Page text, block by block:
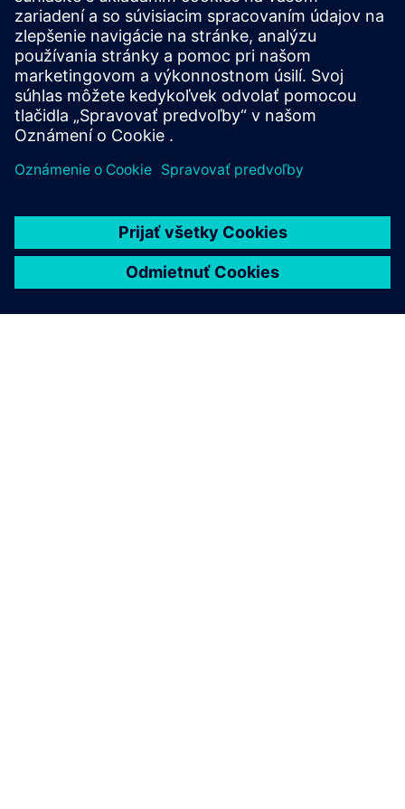
Dellner ConneXion and Monitoring (DXM) service
continuously measures key operational parameters to
improve safety and reliability using sensors and
communications equipment. I...
Prečítajte si viac